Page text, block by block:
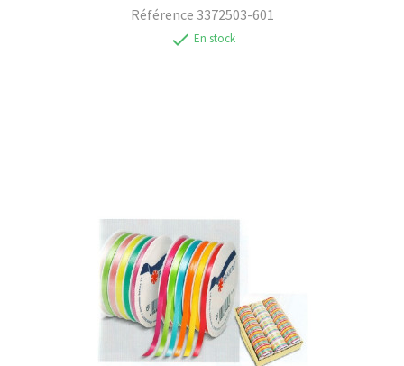
Référence 3372503-601
check En stock